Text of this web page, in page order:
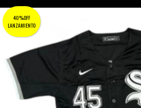
40%OFF
LANZAMIENTO